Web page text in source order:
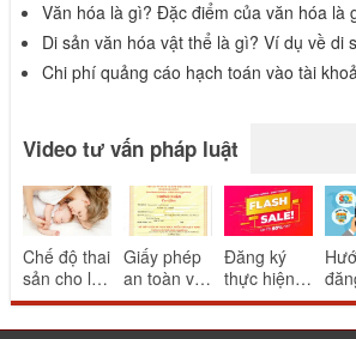
Văn hóa là gì? Đặc điểm của văn hóa là
Di sản văn hóa vật thể là gì? Ví dụ về di
Chi phí quảng cáo hạch toán vào tài
Video tư vấn pháp luật
Chế độ thai
sản cho lao
động nữ
Giấy phép
an toàn vệ
sinh thực
Đăng ký
thực hiện
khuyến mại